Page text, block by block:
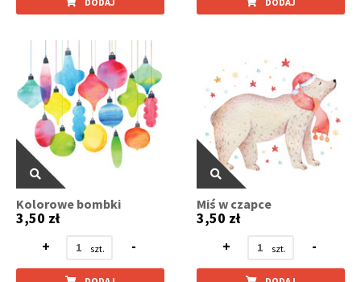
Kolorowe bombki
3,50 zł
+
-
Miś w czapce
3,50 zł
+
-